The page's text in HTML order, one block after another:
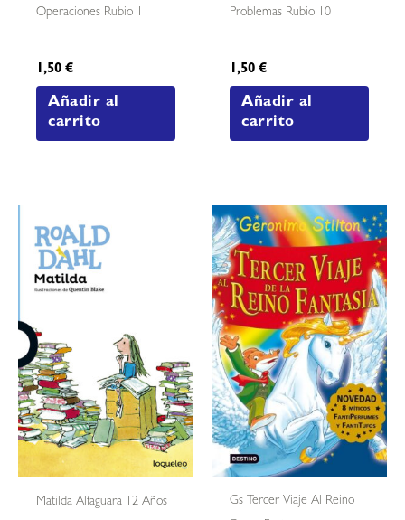
Operaciones Rubio 1
1,50€
Añadir al
carrito
Problemas Rubio 10
1,50€
Añadir al
carrito
Matilda Alfaguara 12 Años
Gs Tercer Viaje Al Reino